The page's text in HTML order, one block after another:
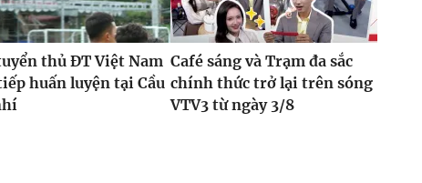
thủ ĐT Việt Nam
huấn luyện tại Cầu
Café sáng và Trạm đa sắc
chính thức trở lại trên sóng
VTV3 từ ngày 3/8